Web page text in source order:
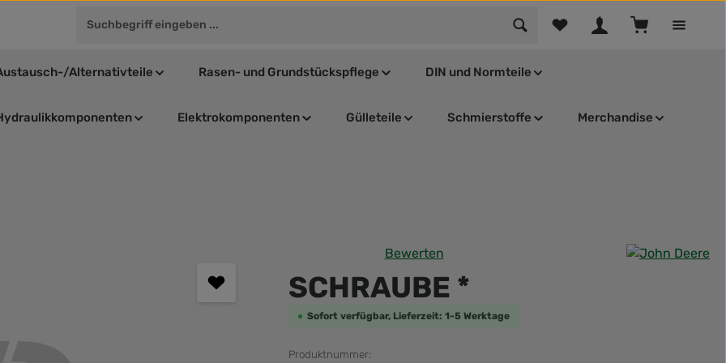
Du hast 0 Produkte auf dem
Alternativteile Rasen- und Grundstückspflege DIN und Normteile
Elektrokomponenten Gülleteile Schmierstoffe Merchandise
Durchschnittliche Bewertung von 0 von 5 Sternen
Bewerten
SCHRAUBE *
Sofort verfügbar, Lieferzeit: 1-5 Werktage
Produktnummer: